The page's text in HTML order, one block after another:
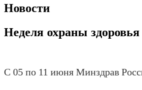
Новости
Неделя охраны здоровья
С 05 по 11 июня Минздрав